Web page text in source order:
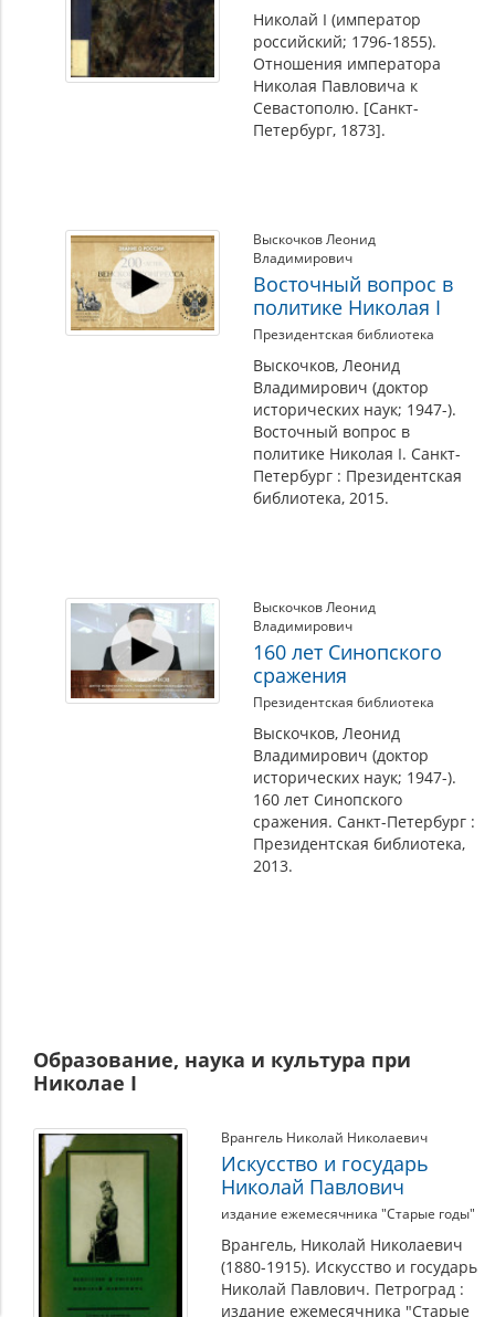
Николай I (император
российский; 1796-1855).
Отношения императора
Николая Павловича к
Севастополю. [Санкт-
Петербург, 1873].
Выскочков Леонид
Владимирович
Восточный вопрос в
политике Николая I
Президентская библиотека
Выскочков, Леонид
Владимирович (доктор
исторических наук; 1947-).
Восточный вопрос в
политике Николая I. Санкт-
Петербург : Президентская
библиотека, 2015.
Выскочков Леонид
Владимирович
160 лет Синопского
сражения
Президентская библиотека
Выскочков, Леонид
Владимирович (доктор
исторических наук; 1947-).
160 лет Синопского
сражения. Санкт-Петербург :
Президентская библиотека,
2013.
Образование, наука и культура при
Николае I
Врангель Николай Николаевич
Искусство и государь
Николай Павлович
издание ежемесячника "Старые годы"
Врангель, Николай Николаевич
(1880-1915). Искусство и государь
Николай Павлович. Петроград :
издание ежемесячника "Старые